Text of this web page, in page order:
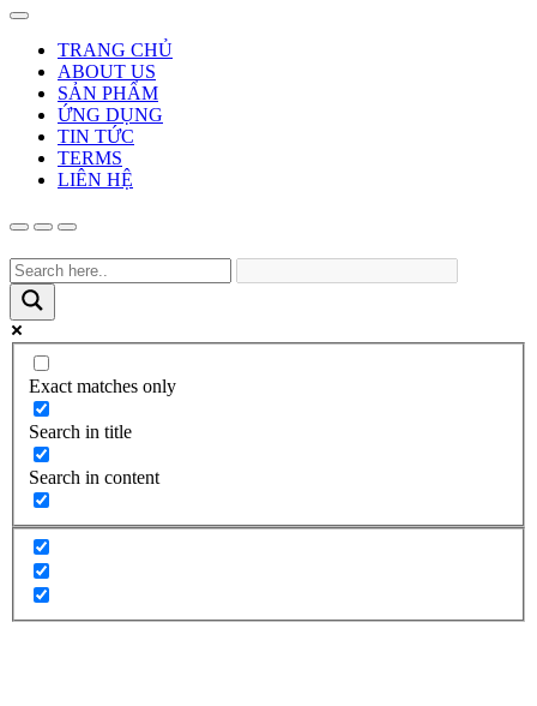
TRANG CHỦ
ABOUT US
SẢN PHẨM
ỨNG DỤNG
TIN TỨC
TERMS
LIÊN HỆ
Exact matches only
Search in title
Search in content